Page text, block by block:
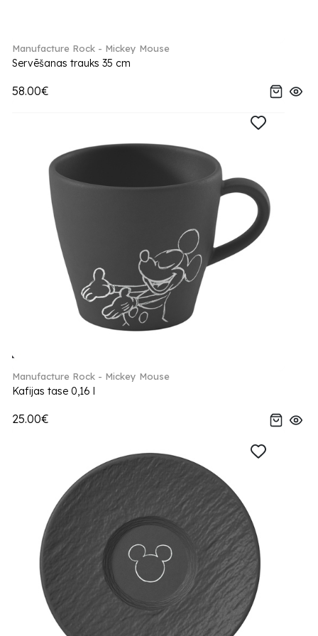
Manufacture Rock - Mickey Mouse
Servēšanas trauks 35 cm
58.00€
Manufacture Rock - Mickey Mouse
Kafijas tase 0,16 l
25.00€